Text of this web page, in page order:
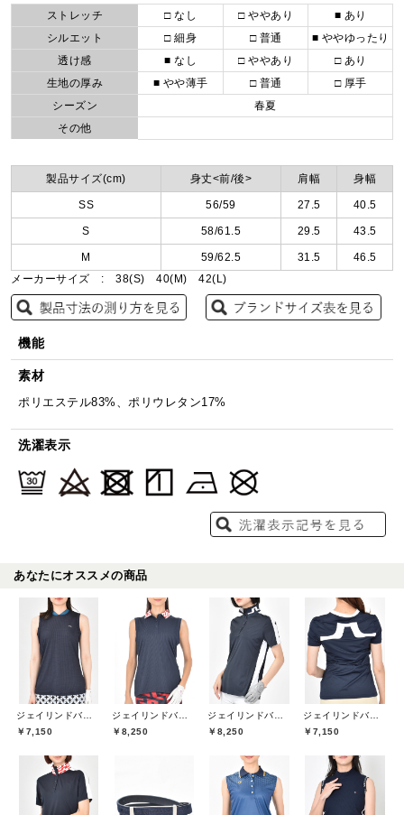
ストレッチ □ なし □ ややあり
■ あり
シルエット
□ 細身 □ 普通
■ ややゆったり
透け感
■ なし □ ややあり
□ あり
生地の厚み
■ やや薄手 □ 普通
□ 厚手
シーズン
春夏
その他
製品サイズ(cm) 身丈<前/後> 肩幅 身幅
SS 56/59 27.5 40.5
S 58/61.5 29.5 43.5
M 59/62.5 31.5
46.5
メーカーサイズ : 38(S) 40(M) 42(L)
機能
素材
ポリエステル83%、ポリウレタン17%
洗濯表示
あなたにオススメの商品
￥7,150
￥8,250
￥8,250
￥7,150